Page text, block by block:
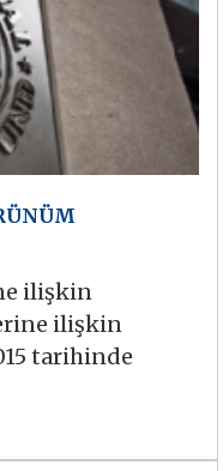
ilişkin
ilişkin
tarihinde